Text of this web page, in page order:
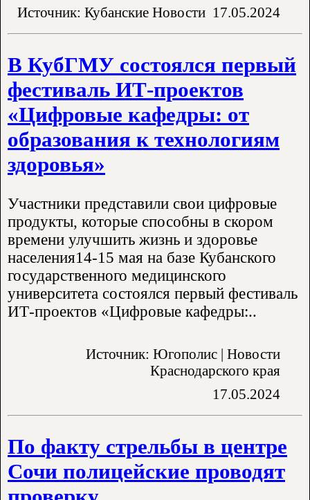
Источник: Кубанские Новости 17.05.2024
В КубГМУ состоялся первый
фестиваль ИТ-проектов
«Цифровые кафедры: от
образования к технологиям
здоровья»
Участники представили свои цифровые
продукты, которые способны в скором
времени улучшить жизнь и здоровье
населения14-15 мая на базе Кубанского
государственного медицинского
университета состоялся первый фестиваль
ИТ-проектов «Цифровые кафедры:..
Источник: Югополис | Новости
Краснодарского края
17.05.2024
По факту стрельбы в центре
Сочи полицейские проводят